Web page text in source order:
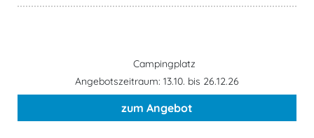
Campingplatz
Angebotszeitraum: 13.10. bis 26.12.26
zum Angebot